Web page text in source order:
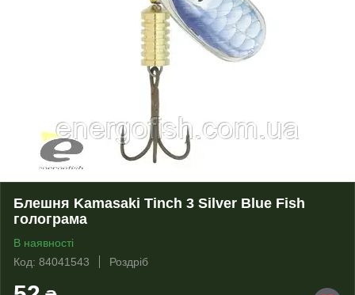
Блешня Kamasaki Tinch 3 Silver Blue Fish
голограма
В наявності
Код: 84041543
Роздріб